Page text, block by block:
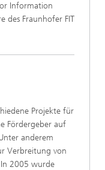
Information
des Fraunhofer FIT
Projekte für
Fördergeber auf
anderem
Verbreitung von
2005 wurde